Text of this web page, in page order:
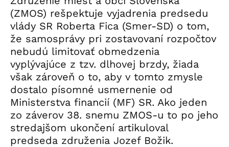
(ZMOS) rešpektuje vyjadrenia predsedu
vlády SR Roberta Fica (Smer-SD) o tom,
že samosprávy pri zostavovaní rozpočtov
nebudú limitovať obmedzenia
vyplývajúce z tzv. dlhovej brzdy, žiada
však zároveň o to, aby v tomto zmysle
dostalo písomné usmernenie od
Ministerstva financií (MF) SR. Ako jeden
zo záverov 38. snemu ZMOS-u to po jeho
stredajšom ukončení artikuloval
predseda združenia Jozef Božik.